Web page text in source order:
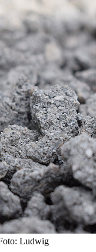
Ludwig